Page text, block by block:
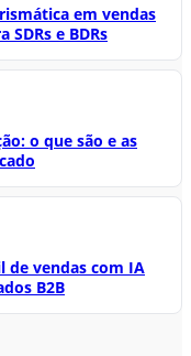
em vendas
e BDRs
o que são e as
vendas com IA
B2B